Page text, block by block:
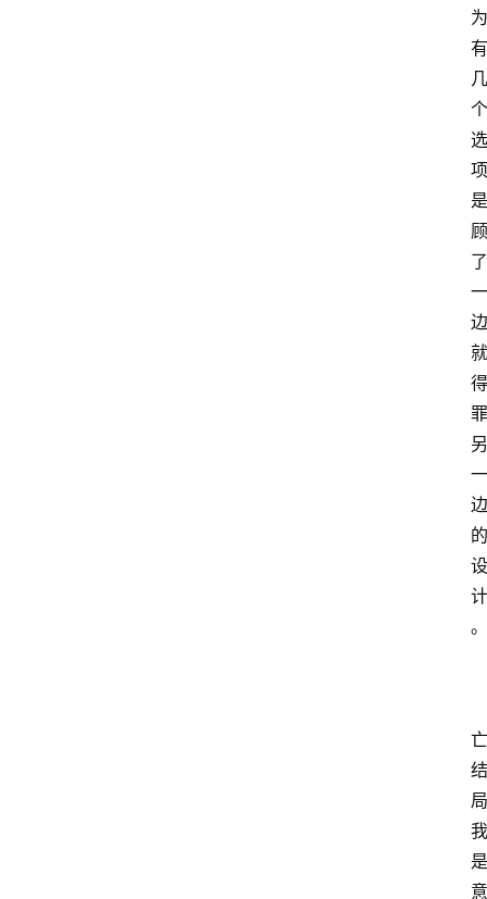
为
有
几
个
选
项
是
顾
了
一
边
就
得
罪
另
一
边
的
设
计
。
亡
结
局
我
是
意